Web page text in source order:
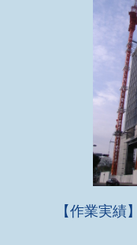
【作業実績